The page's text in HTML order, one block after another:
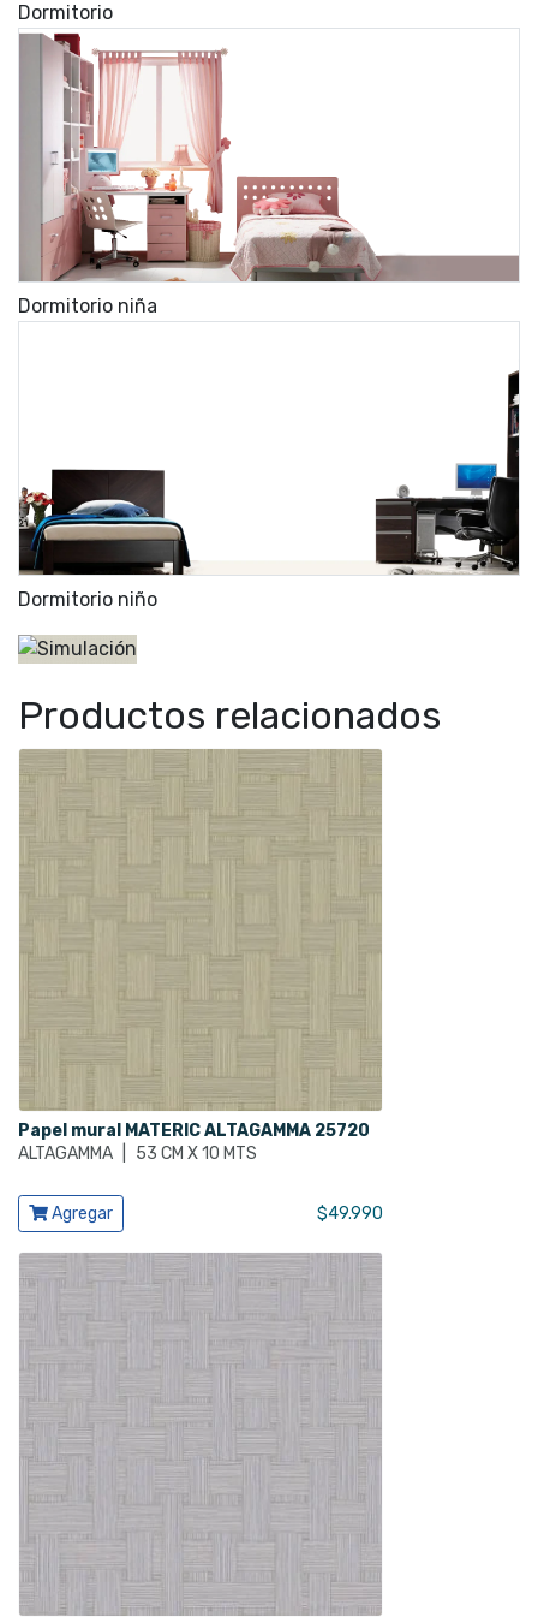
Dormitorio
Dormitorio niña
Dormitorio niño
Productos relacionados
Papel mural MATERIC ALTAGAMMA 25720
ALTAGAMMA
53 CM X 10 MTS
Ver producto
Agregar $49.990